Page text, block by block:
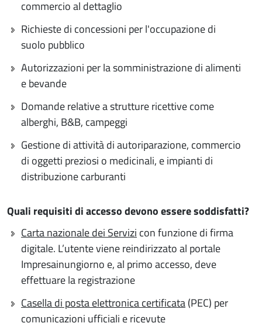
commercio al dettaglio
Richieste di concessioni per l'occupazione di
suolo pubblico
Autorizzazioni per la somministrazione di alimenti
e bevande
Domande relative a strutture ricettive come
alberghi, B&B, campeggi
Gestione di attività di autoriparazione, commercio
di oggetti preziosi o medicinali, e impianti di
distribuzione carburanti
Quali requisiti di accesso devono essere soddisfatti?
Carta nazionale dei Servizi con funzione di firma
digitale. L’utente viene reindirizzato al portale
Impresainungiorno e, al primo accesso, deve
effettuare la registrazione
Casella di posta elettronica certificata(PEC) per
comunicazioni ufficiali e ricevute